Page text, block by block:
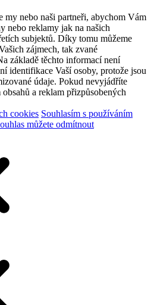
my nebo naši partneři, abychom Vám
nebo reklamy jak na našich
subjektů. Díky tomu můžeme
zájmech, tak zvané
základě těchto informací není
identifikace Vaší osoby, protože jsou
údaje. Pokud nevyjádříte
a reklam přizpůsobených
cookies Souhlasím s používáním
můžete odmítnout